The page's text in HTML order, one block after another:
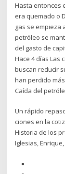
Hasta entonces
era quemado o
gas se empieza
petróleo se
del gasto de
Hace 4 días Las
buscan reducir
han perdido
Caída del
Un rápido
ciones en la
Historia de los
Iglesias,